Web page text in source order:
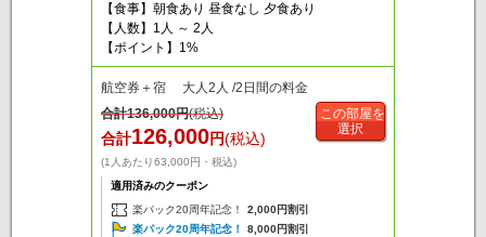
【食事】朝食あり 昼食なし 夕食あり
【人数】1人 ～ 2人
【ポイント】1%
航空券＋宿 大人2人 /2日間の料金
合計136,000円(税込)
合計126,000円(税込)
(1人あたり63,000円・税込)
適用済みのクーポン
楽パック20周年記念！
2,000円割引
楽パック20周年記念！
8,000円割引
この部屋を
選択